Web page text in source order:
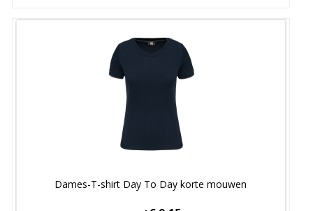
Dames-T-shirt Day To Day korte mouwen